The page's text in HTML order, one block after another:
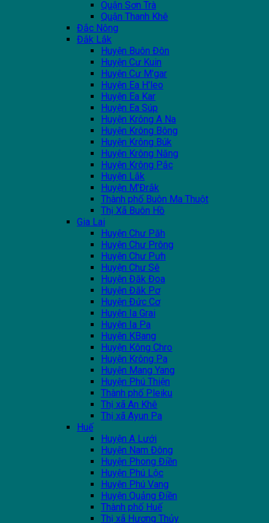
Quận Sơn Trà
Quận Thanh Khê
Đắc Nông
Đắk Lắk
Huyện Buôn Đôn
Huyện Cư Kuin
Huyện Cư M'gar
Huyện Ea H'leo
Huyện Ea Kar
Huyện Ea Súp
Huyện Krông A Na
Huyện Krông Bông
Huyện Krông Búk
Huyện Krông Năng
Huyện Krông Pắc
Huyện Lắk
Huyện M'Đrắk
Thành phố Buôn Ma Thuột
Thị Xã Buôn Hồ
Gia Lai
Huyện Chư Păh
Huyện Chư Prông
Huyện Chư Pưh
Huyện Chư Sê
Huyện Đăk Đoa
Huyện Đăk Pơ
Huyện Đức Cơ
Huyện Ia Grai
Huyện Ia Pa
Huyện KBang
Huyện Kông Chro
Huyện Krông Pa
Huyện Mang Yang
Huyện Phú Thiện
Thành phố Pleiku
Thị xã An Khê
Thị xã Ayun Pa
Huế
Huyện A Lưới
Huyện Nam Đông
Huyện Phong Điền
Huyện Phú Lộc
Huyện Phú Vang
Huyện Quảng Điền
Thành phố Huế
Thị xã Hương Thủy